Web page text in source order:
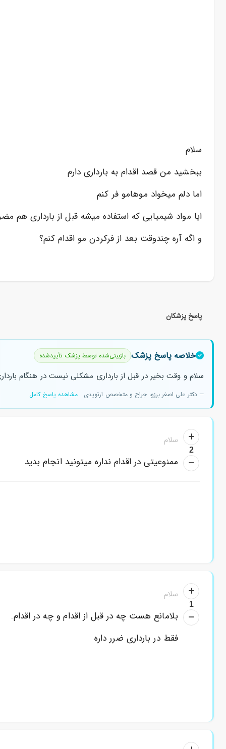
سلام
ببخشید من قصد اقدام به بارداری دارم
اما دلم میخواد موهامو فر کنم
ایا مواد شیمیایی که استفاده میشه قبل از بارداری هم
و اگه آره چندوقت بعد از فرکردن مو اقدام کنم؟
پاسخ پزشکان
خلاصه پاسخ پزشک بازبینی‌شده توسط پزشک تأییدشده
سلام و وقت بخیر در قبل از بارداری مشکلی نیست در هنگام
— دکتر علی اصغر برزو، جراح و متخصص ارتوپدی مشاهده پاسخ کامل
2
سلام
ممنوعیتی در اقدام نداره میتونید انجام بدید
1
سلام
بلامانع هست چه در قبل از اقدام و چه در اقدام.
فقط در بارداری ضرر داره